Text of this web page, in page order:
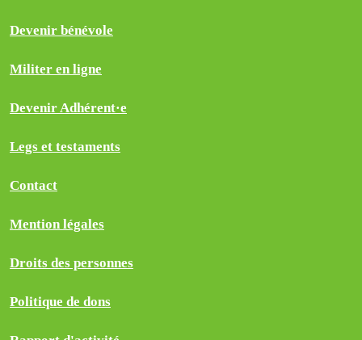
Devenir bénévole
Militer en ligne
Devenir Adhérent·e
Legs et testaments
Contact
Mention légales
Droits des personnes
Politique de dons